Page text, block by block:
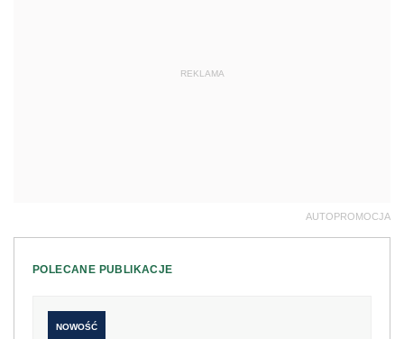
REKLAMA
AUTOPROMOCJA
POLECANE PUBLIKACJE
NOWOŚĆ